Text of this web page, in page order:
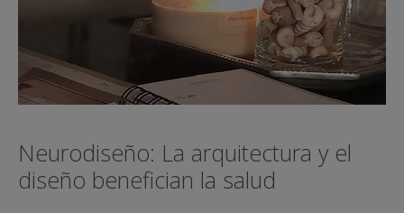
Neurodiseño: La arquitectura y el
diseño benefician la salud